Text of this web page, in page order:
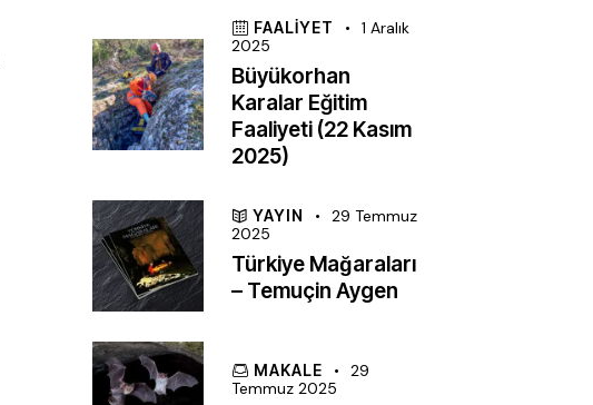
FAALIYET
1 Aralık
2025
Büyükorhan
Karalar Eğitim
Faaliyeti (22 Kasım
2025)
YAYIN
29 Temmuz
2025
Türkiye Mağaraları
– Temuçin Aygen
MAKALE
29
Temmuz 2025